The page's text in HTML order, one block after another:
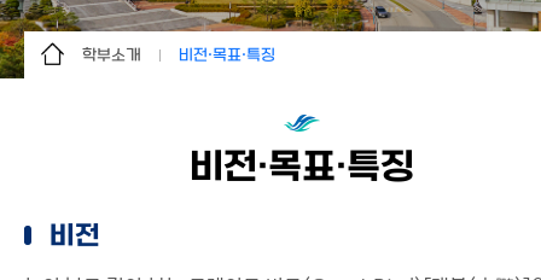
학부소개
학생 지원 프로그램
비전·목표·특징
비전·목표·특징
비전·목표·특징
비전